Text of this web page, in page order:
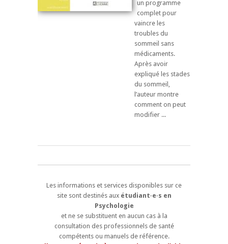
un programme
complet pour
vaincre les
troubles du
sommeil sans
médicaments.
Après avoir
expliqué les stades
du sommeil,
l’auteur montre
comment on peut
modifier ...
Les informations et services disponibles sur ce
site sont destinés aux étudiant·e·s en
Psychologie
et ne se substituent en aucun cas à la
consultation des professionnels de santé
compétents ou manuels de référence.